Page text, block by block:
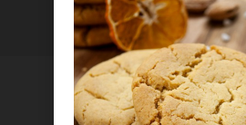
Galaxy Z Fold3 5G - Black -